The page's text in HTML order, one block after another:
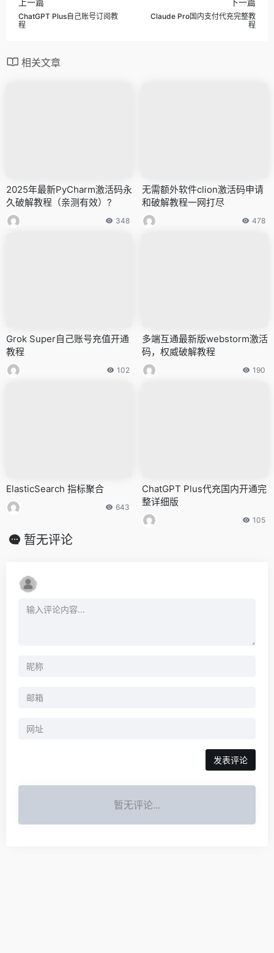
ChatGPT Plus自己账号订阅教
程
Claude Pro国内支付代充完整教
程
相关文章
2025年最新PyCharm激活码永
久破解教程（亲测有效）?
348
无需额外软件clion激活码申请
和破解教程一网打尽
478
Grok Super自己账号充值开通
教程
102
多端互通最新版webstorm激活
码，权威破解教程
190
ElasticSearch 指标聚合
643
ChatGPT Plus代充国内开通完
整详细版
105
暂无评论
暂无评论...